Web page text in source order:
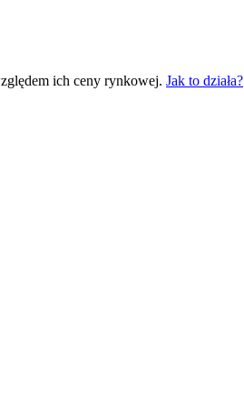
ich ceny rynkowej. Jak to działa?